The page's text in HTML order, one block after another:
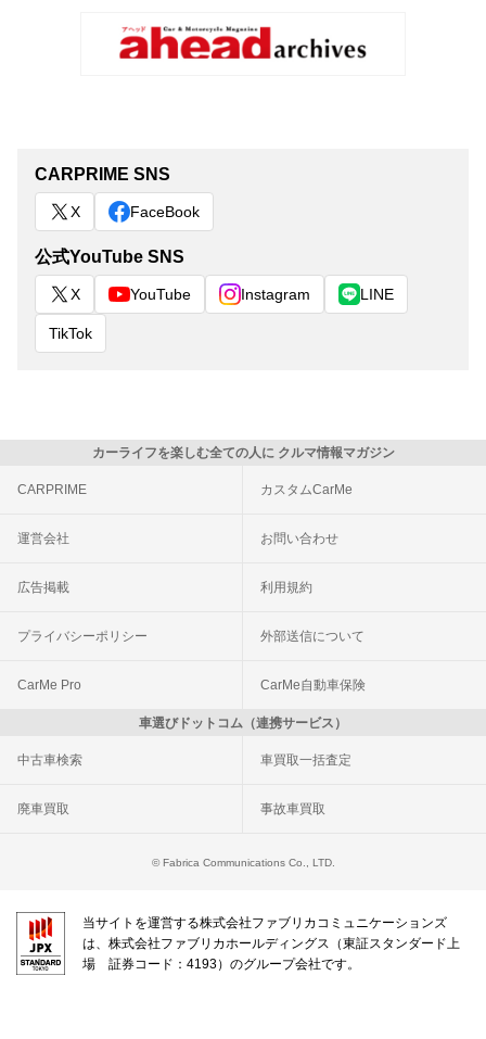
CARPRIME SNS
X FaceBook
公式YouTube SNS
X YouTube Instagram LINE
TikTok
カーライフを楽しむ全ての人に クルマ情報マガジン
CARPRIME カスタムCarMe
運営会社 お問い合わせ
広告掲載 利用規約
プライバシーポリシー 外部送信について
CarMe Pro CarMe自動車保険
車選びドットコム（連携サービス）
中古車検索 車買取一括査定
廃車買取 事故車買取
© Fabrica Communications Co., LTD.
当サイトを運営する株式会社ファブリカコミュニケーションズ
は、株式会社ファブリカホールディングス（東証スタンダード上
場 証券コード：4193）のグループ会社です。